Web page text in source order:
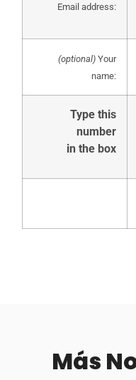
Email address:
(optional) Your
name:
Type this
number
in the box
Más